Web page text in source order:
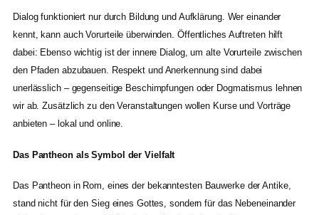
Dialog funktioniert nur durch Bildung und Aufklärung. Wer einander
kennt, kann auch Vorurteile überwinden. Öffentliches Auftreten hilft
dabei: Ebenso wichtig ist der innere Dialog, um alte Vorurteile zwischen
den Pfaden abzubauen. Respekt und Anerkennung sind dabei
unerlässlich – gegenseitige Beschimpfungen oder Dogmatismus lehnen
wir ab. Zusätzlich zu den Veranstaltungen wollen Kurse und Vorträge
anbieten – lokal und online.
Das Pantheon als Symbol der Vielfalt
Das Pantheon in Rom, eines der bekanntesten Bauwerke der Antike,
stand nicht für den Sieg eines Gottes, sondern für das Nebeneinander